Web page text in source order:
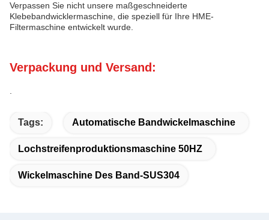
Verpassen Sie nicht unsere maßgeschneiderte
Klebebandwicklermaschine, die speziell für Ihre HME-
Filtermaschine entwickelt wurde.
Verpackung und Versand:
Tags: Automatische Bandwickelmaschine
Lochstreifenproduktionsmaschine 50HZ
Wickelmaschine Des Band-SUS304